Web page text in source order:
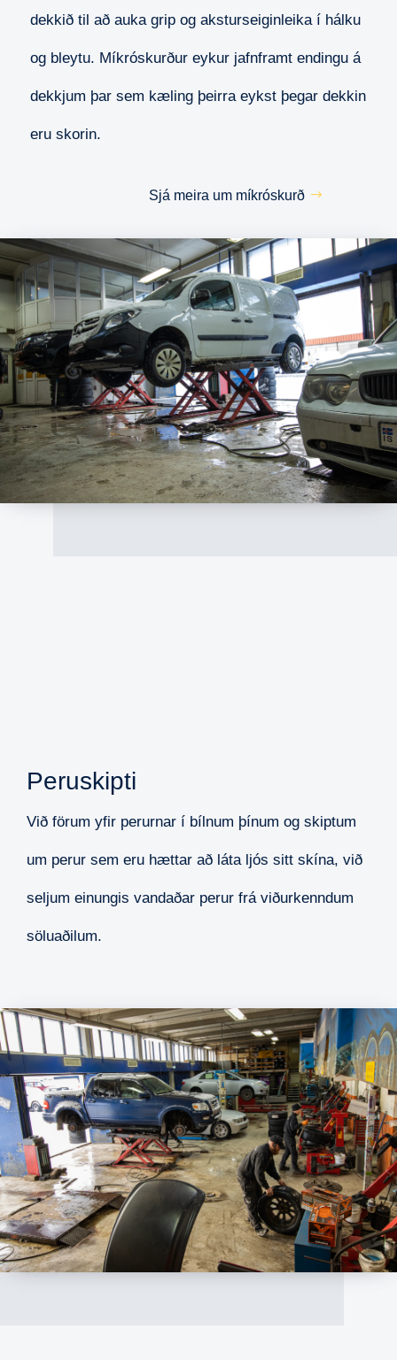
dekkið til að auka grip og aksturseiginleika í hálku
og bleytu. Míkróskurður eykur jafnframt endingu á
dekkjum þar sem kæling þeirra eykst þegar dekkin
eru skorin.
Sjá meira um míkróskurð
Peruskipti
Við förum yfir perurnar í bílnum þínum og skiptum
um perur sem eru hættar að láta ljós sitt skína, við
seljum einungis vandaðar perur frá viðurkenndum
söluaðilum.